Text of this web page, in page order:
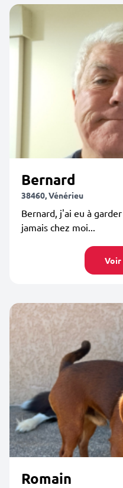
Bernard
38460, Vénérieu
Bernard, j'ai eu à
jamais chez moi...
Voir
Romain